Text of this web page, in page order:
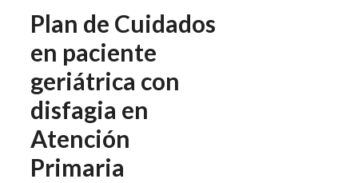
Plan de Cuidados
en paciente
geriátrica con
disfagia en
Atención
Primaria